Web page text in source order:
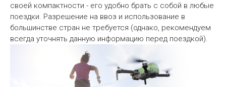
своей компактности - его удобно брать с собой в любые
поездки. Разрешение на ввоз и использование в
большинстве стран не требуется (однако, рекомендуем
всегда уточнять данную информацию перед поездкой).